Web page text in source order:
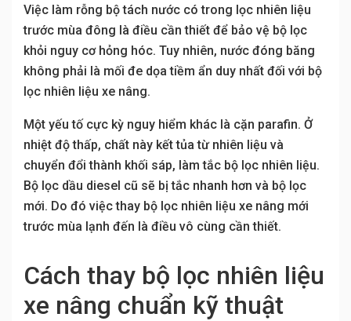
Việc làm rỗng bộ tách nước có trong lọc nhiên liệu
trước mùa đông là điều cần thiết để bảo vệ bộ lọc
khỏi nguy cơ hỏng hóc. Tuy nhiên, nước đóng băng
không phải là mối đe dọa tiềm ẩn duy nhất đối với bộ
lọc nhiên liệu xe nâng.
Một yếu tố cực kỳ nguy hiểm khác là cặn parafin. Ở
nhiệt độ thấp, chất này kết tủa từ nhiên liệu và
chuyển đổi thành khối sáp, làm tắc bộ lọc nhiên liệu.
Bộ lọc dầu diesel cũ sẽ bị tắc nhanh hơn và bộ lọc
mới. Do đó việc thay bộ lọc nhiên liệu xe nâng mới
trước mùa lạnh đến là điều vô cùng cần thiết.
Cách thay bộ lọc nhiên liệu
xe nâng chuẩn kỹ thuật